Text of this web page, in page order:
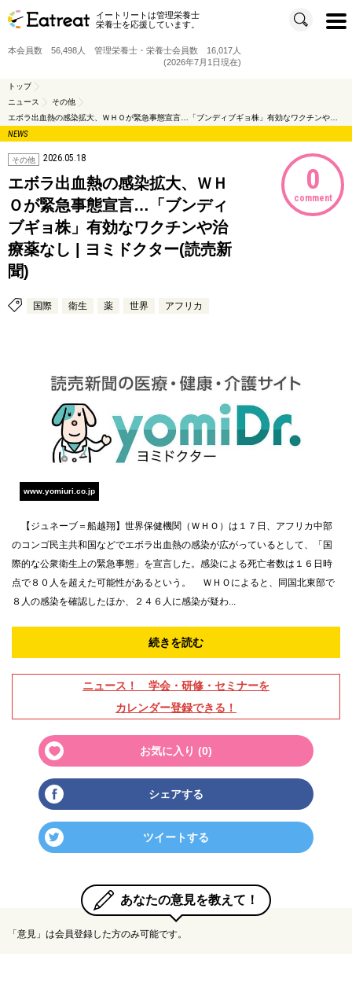
イートリートは管理栄養士
栄養士を応援しています。
t
o
t
i
本会員数 56,498人 管理栄養士・栄養士会員数 16,017人
(2026年7月1日現在)
トップ
ニュース
その他
NEWS
その他 2026.05.18
エボラ出血熱の感染拡大、ＷＨ
Ｏが緊急事態宣言…「ブンディ
ブギョ株」有効なワクチンや治
療薬なし | ヨミドクター(読売新
聞)
国際 衛生 薬 世界 アフリカ
0
comment
www.yomiuri.co.jp
【ジュネーブ＝船越翔】世界保健機関（ＷＨＯ）は１７日、アフリカ中部
のコンゴ民主共和国などでエボラ出血熱の感染が広がっているとして、「国
際的な公衆衛生上の緊急事態」を宣言した。感染による死亡者数は１６日時
点で８０人を超えた可能性があるという。 ＷＨＯによると、同国北東部で
８人の感染を確認したほか、２４６人に感染が疑わ...
続きを読む
ニュース！ 学会・研修・セミナーを
カレンダー登録できる！
お気に入り (0)
シェアする
ツイートする
あなたの意見を教えて！
「意見」は会員登録した方のみ可能です。